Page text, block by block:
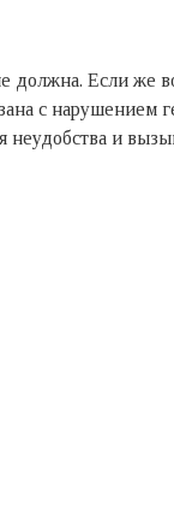
должна. Если
с нарушением
неудобства и